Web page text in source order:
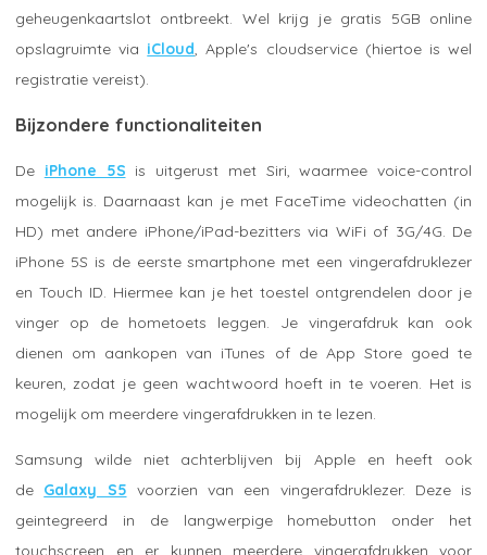
geheugenkaartslot ontbreekt. Wel krijg je gratis 5GB online
opslagruimte via iCloud, Apple's cloudservice (hiertoe is wel
registratie vereist).
Bijzondere functionaliteiten
De iPhone 5S is uitgerust met Siri, waarmee voice-control
mogelijk is. Daarnaast kan je met FaceTime videochatten (in
HD) met andere iPhone/iPad-bezitters via WiFi of 3G/4G. De
iPhone 5S is de eerste smartphone met een vingerafdruklezer
en Touch ID. Hiermee kan je het toestel ontgrendelen door je
vinger op de hometoets leggen. Je vingerafdruk kan ook
dienen om aankopen van iTunes of de App Store goed te
keuren, zodat je geen wachtwoord hoeft in te voeren. Het is
mogelijk om meerdere vingerafdrukken in te lezen.
Samsung wilde niet achterblijven bij Apple en heeft ook
de Galaxy S5 voorzien van een vingerafdruklezer. Deze is
geintegreerd in de langwerpige homebutton onder het
touchscreen en er kunnen meerdere vingerafdrukken voor